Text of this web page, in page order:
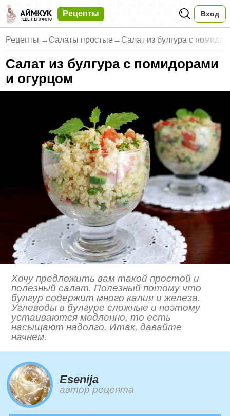
Рецепты Вход
Рецепты → Салаты простые → Салат из булгура с
Салат из булгура с помидорами
и огурцом
Хочу предложить вам такой простой и
полезный салат. Полезный потому что
булгур содержит много калия и железа.
Углеводы в булгуре сложные и поэтому
устаиваются медленно, то есть
насыщают надолго. Итак, давайте
начнем.
Esenija
автор рецепта